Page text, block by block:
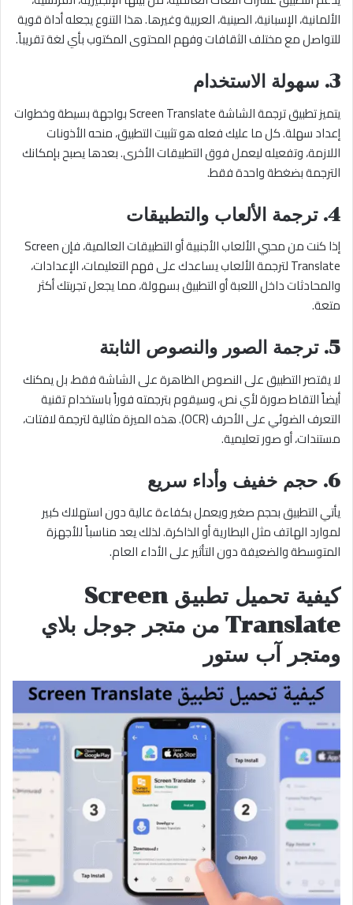
الألمانية، الإسبانية، الصينية، العربية وغيرها. هذا التنوع يجعله أداة قوية
للتواصل مع مختلف الثقافات وفهم المحتوى المكتوب بأي لغة تقريباً.
3. سهولة الاستخدام
يتميز تطبيق ترجمة الشاشة Screen Translate بواجهة بسيطة وخطوات
إعداد سهلة. كل ما عليك فعله هو تثبيت التطبيق، منحه الأذونات
اللازمة، وتفعيله ليعمل فوق التطبيقات الأخرى. بعدها يصبح بإمكانك
الترجمة بضغطة واحدة فقط.
4. ترجمة الألعاب والتطبيقات
إذا كنت من محبي الألعاب الأجنبية أو التطبيقات العالمية، فإن Screen
Translate لترجمة الألعاب يساعدك على فهم التعليمات، الإعدادات،
والمحادثات داخل اللعبة أو التطبيق بسهولة، مما يجعل تجربتك أكثر
متعة.
5. ترجمة الصور والنصوص الثابتة
لا يقتصر التطبيق على النصوص الظاهرة على الشاشة فقط، بل يمكنك
أيضاً التقاط صورة لأي نص، وسيقوم بترجمته فوراً باستخدام تقنية
التعرف الضوئي على الأحرف (OCR). هذه الميزة مثالية لترجمة لافتات،
مستندات، أو صور تعليمية.
6. حجم خفيف وأداء سريع
يأتي التطبيق بحجم صغير ويعمل بكفاءة عالية دون استهلاك كبير
لموارد الهاتف مثل البطارية أو الذاكرة. لذلك يعد مناسباً للأجهزة
المتوسطة والضعيفة دون التأثير على الأداء العام.
كيفية تحميل تطبيق Screen
Translate من متجر جوجل بلاي
ومتجر آب ستور